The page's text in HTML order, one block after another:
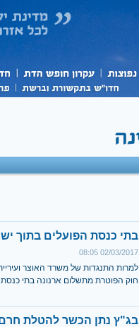
בתי כנסת הפועלים בתוך
02/03/2017 08:05
למרות התנגדות של משרד האוצר
חוק הפוטרת מתשלום ארנונה בתי
בג"ץ נתן הכשר להטלת חרם